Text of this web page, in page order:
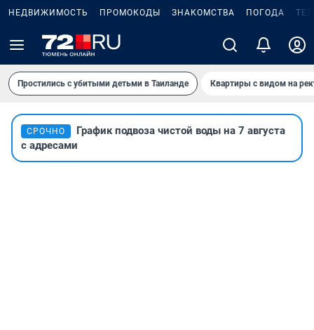
НЕДВИЖИМОСТЬ ПРОМОКОДЫ ЗНАКОМСТВА ПОГОДА
Простились с убитыми детьми в Таиланде Квартиры с видом на
СРОЧНО
График подвоза чистой воды на 7 августа
с адресами